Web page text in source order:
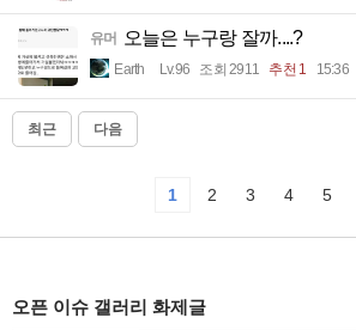
유머 오늘은 누구랑 잘까....?
Earth Lv.96 조회 2911 추천 1 15:36
최근 다음
1 2 3 4 5
오픈 이슈 갤러리 화제글